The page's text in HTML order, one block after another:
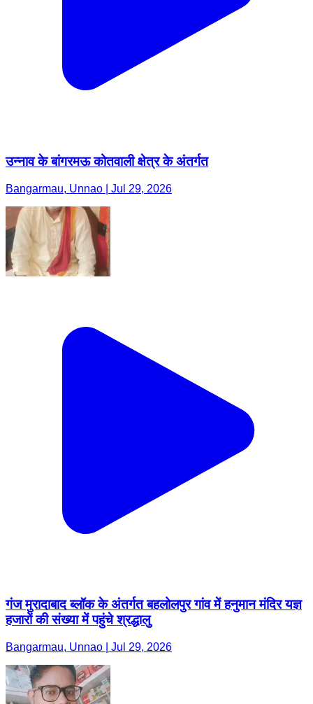
उन्नाव के बांगरमऊ कोतवाली क्षेत्र के अंतर्गत
Bangarmau, Unnao | Jul 29, 2026
गंज मुरादाबाद ब्लॉक के अंतर्गत बहलोलपुर गांव में हनुमान मंदिर यज्ञ
हजारों की संख्या में पहुंचे श्रद्धालु
Bangarmau, Unnao | Jul 29, 2026